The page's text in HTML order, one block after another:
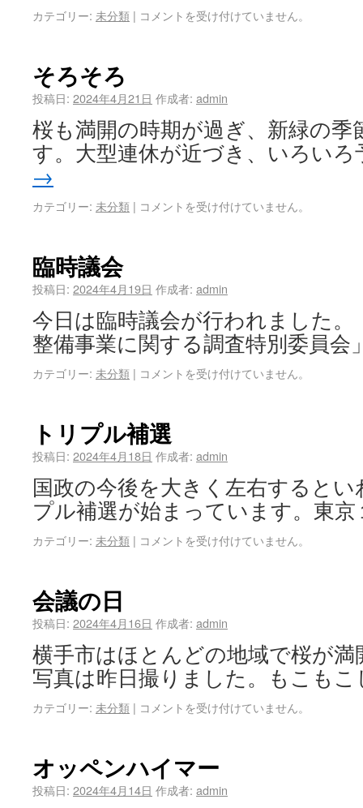
カテゴリー: 未分類 | コメントを受け付けていません。
そろそろ
投稿日: 2024年4月21日 作成者: admin
桜も満開の時期が過ぎ、新緑の
す。大型連休が近づき、いろい
→
カテゴリー: 未分類 | コメントを受け付けていません。
臨時議会
投稿日: 2024年4月19日 作成者: admin
今日は臨時議会が行われました。
整備事業に関する調査特別委員
カテゴリー: 未分類 | コメントを受け付けていません。
トリプル補選
投稿日: 2024年4月18日 作成者: admin
国政の今後を大きく左右すると
プル補選が始まっています。東
カテゴリー: 未分類 | コメントを受け付けていません。
会議の日
投稿日: 2024年4月16日 作成者: admin
横手市はほとんどの地域で桜が
写真は昨日撮りました。もこも
カテゴリー: 未分類 | コメントを受け付けていません。
オッペンハイマー
投稿日: 2024年4月14日 作成者: admin